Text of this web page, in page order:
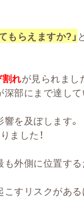
もらえますか?」
れが見られまし
部にまで達して
を及ぼします。
ました！
外側に位置する
すリスクがある